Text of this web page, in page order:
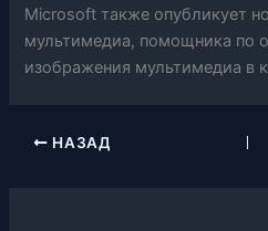
Microsoft также опубликует
мультимедиа, помощника по
изображения мультимедиа в
НАЗАД